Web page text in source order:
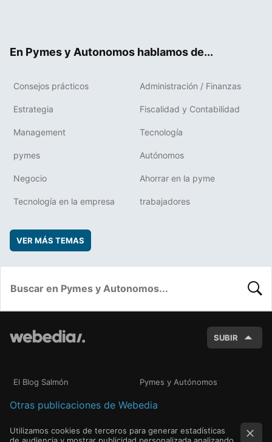
En Pymes y Autonomos hablamos de...
Consejos prácticos Administración / Finanzas
Estrategia Fiscalidad y Contabilidad
Management Tecnología
pymes Autónomos
Negocio Ahorrar en la pyme
Tecnología en la empresa trabajadores
VER MÁS TEMAS
SUBIR
El Blog Salmón Pymes y Autónomos
Otras publicaciones de Webedia
Utilizamos cookies de terceros para generar estadísticas